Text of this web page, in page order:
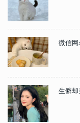
微信网
生僻